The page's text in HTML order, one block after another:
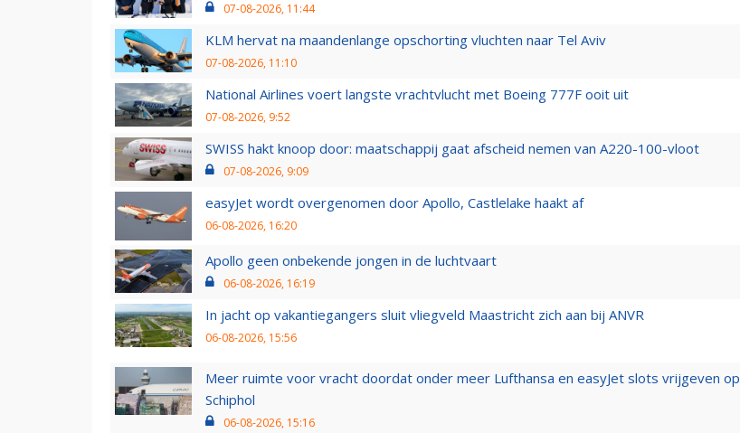
07-08-2026, 11:44
KLM hervat na maandenlange opschorting vluchten naar Tel Aviv
07-08-2026, 11:10
National Airlines voert langste vrachtvlucht met Boeing 777F ooit uit
07-08-2026, 9:52
SWISS hakt knoop door: maatschappij gaat afscheid nemen van A220-100-vloot
07-08-2026, 9:09
easyJet wordt overgenomen door Apollo, Castlelake haakt af
06-08-2026, 16:20
Apollo geen onbekende jongen in de luchtvaart
06-08-2026, 16:19
In jacht op vakantiegangers sluit vliegveld Maastricht zich aan bij ANVR
06-08-2026, 15:56
Meer ruimte voor vracht doordat onder meer Lufthansa en easyJet slots vrijgeven op
Schiphol
06-08-2026, 15:16